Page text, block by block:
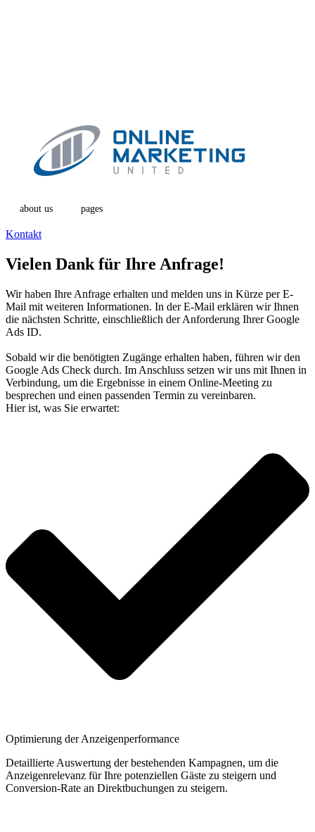
about us pages
Kontakt
Vielen Dank für Ihre Anfrage!
Wir haben Ihre Anfrage erhalten und melden uns in Kürze per E-
Mail mit weiteren Informationen. In der E-Mail erklären wir Ihnen
die nächsten Schritte, einschließlich der Anforderung Ihrer Google
Ads ID.
Sobald wir die benötigten Zugänge erhalten haben, führen wir den
Google Ads Check durch. Im Anschluss setzen wir uns mit Ihnen in
Verbindung, um die Ergebnisse in einem Online-Meeting zu
besprechen und einen passenden Termin zu vereinbaren.
Hier ist, was Sie erwartet:
Optimierung der Anzeigenperformance
Detaillierte Auswertung der bestehenden Kampagnen, um die
Anzeigenrelevanz für Ihre potenziellen Gäste zu steigern und
Conversion-Rate an Direktbuchungen zu steigern.